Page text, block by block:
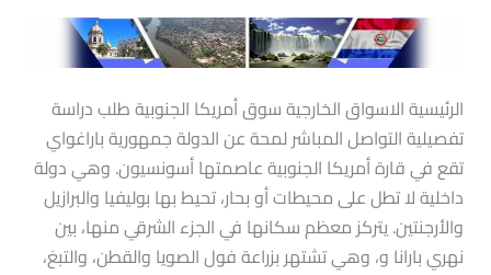
الرئيسية الاسواق الخارجية سوق أمريكا الجنوبية طلب دراسة
تفصيلية التواصل المباشر لمحة عن الدولة جمهورية باراغواي
تقع في قارة أمريكا الجنوبية عاصمتها أسونسيون. وهي دولة
داخلية لا تطل على محيطات أو بحار، تحيط بها بوليفيا والبرازيل
والأرجنتين. يتركز معظم سكانها في الجزء الشرقي منها، بين
نهري بارانا و، وهي تشتهر بزراعة فول الصويا والقطن، والتبغ،
الباراغواي